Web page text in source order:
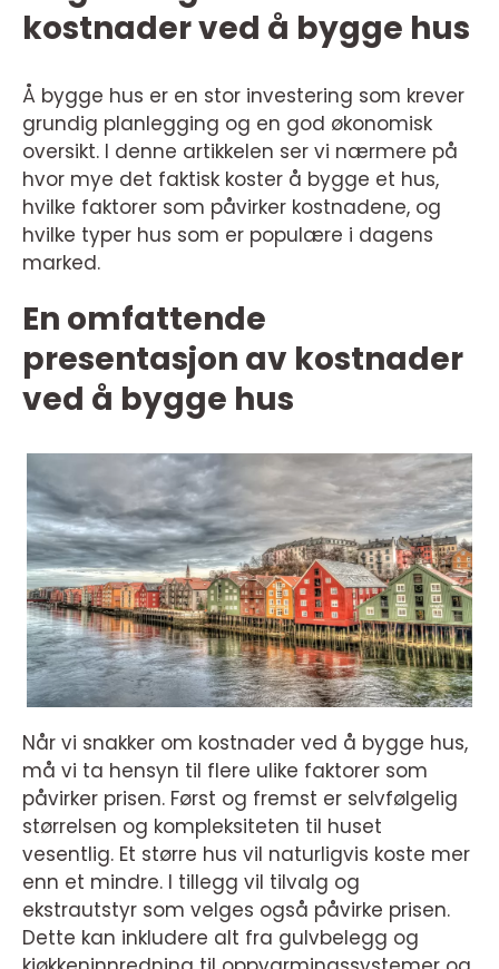
kostnader ved å bygge hus
Å bygge hus er en stor investering som krever
grundig planlegging og en god økonomisk
oversikt. I denne artikkelen ser vi nærmere på
hvor mye det faktisk koster å bygge et hus,
hvilke faktorer som påvirker kostnadene, og
hvilke typer hus som er populære i dagens
marked.
En omfattende
presentasjon av kostnader
ved å bygge hus
Når vi snakker om kostnader ved å bygge hus,
må vi ta hensyn til flere ulike faktorer som
påvirker prisen. Først og fremst er selvfølgelig
størrelsen og kompleksiteten til huset
vesentlig. Et større hus vil naturligvis koste mer
enn et mindre. I tillegg vil tilvalg og
ekstrautstyr som velges også påvirke prisen.
Dette kan inkludere alt fra gulvbelegg og